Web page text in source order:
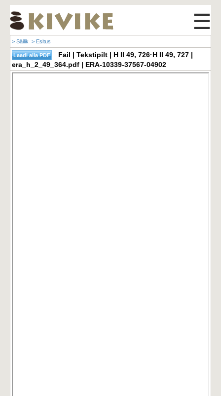
☰
> Säilik > Esitus
Fail | Tekstipilt | H II 49, 726·H II 49, 727 |
era_h_2_49_364.pdf | ERA-10339-37567-04902